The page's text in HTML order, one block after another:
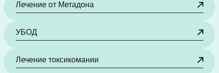
Лечение от Метадона
УБОД
Лечение токсикомании